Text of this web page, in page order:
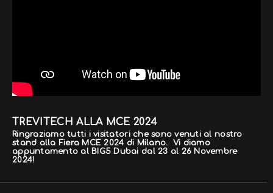
TREVITECH ALLA MCE 2024
Ringraziamo tutti i visitatori che sono venuti al nostro
stand alla Fiera MCE 2024 di Milano. Vi diamo
appuntamento al BIG5 Dubai dal 23 al 26 Novembre
2024!